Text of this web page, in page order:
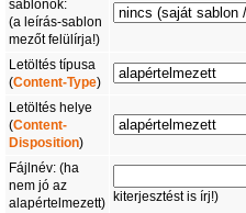
sablonok:
(a leírás-sablon
mezőt felülírja!)
Letöltés típusa
(Content-Type)
Letöltés helye
(Content-
Disposition)
Fájlnév: (ha
nem jó az
alapértelmezett)
kiterjesztést is írj!)